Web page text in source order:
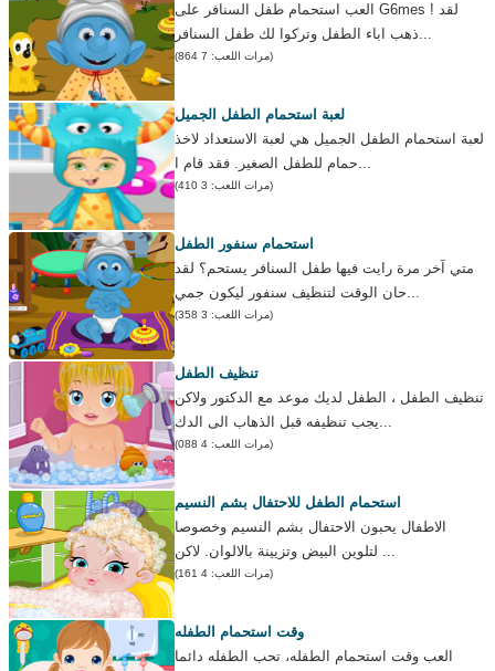
العب استحمام طفل السنافر على G6mes ! لقد
ذهب اباء الطفل وتركوا لك طفل السنافر...
(مرات اللعب: 7 864)
لعبة استحمام الطفل الجميل
لعبة استحمام الطفل الجميل هي لعبة الاستعداد لاخذ
حمام للطفل الصغير. فقد قام ا...
(مرات اللعب: 3 410)
استحمام سنفور الطفل
متي آخر مرة رايت فيها طفل السنافر يستحم؟ لقد
حان الوقت لتنظيف سنفور ليكون جمي...
(مرات اللعب: 3 358)
تنظيف الطفل
تنظيف الطفل ، الطفل لديك موعد مع الدكتور ولاكن
يجب تنظيفه قبل الذهاب الى الدك...
(مرات اللعب: 4 088)
استحمام الطفل للاحتفال بشم النسيم
الاطفال يحبون الاحتفال بشم النسيم وخصوصا
لتلوين البيض وتزيينة بالالوان. لاكن ...
(مرات اللعب: 4 161)
وقت استحمام الطفله
العب وقت استحمام الطفله، تحب الطفله دائما